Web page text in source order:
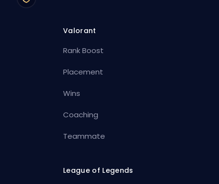
Valorant
Rank Boost
Placement
Wins
Coaching
Teammate
League of Legends